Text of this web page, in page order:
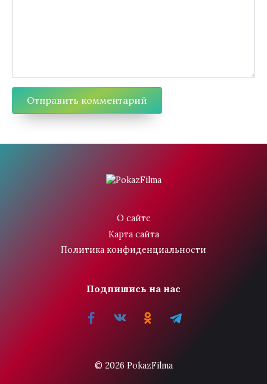
О сайте
Карта сайта
Политика конфиденциальности
Подпишись на нас
© 2026 PokazFilma